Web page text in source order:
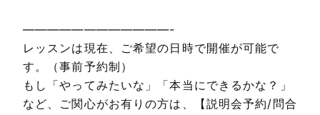
————————————-
レッスンは現在、ご希望の日時で開催が可能で
す。（事前予約制）
もし「やってみたいな」「本当にできるかな？」
など、ご関心がお有りの方は、【説明会予約/問合